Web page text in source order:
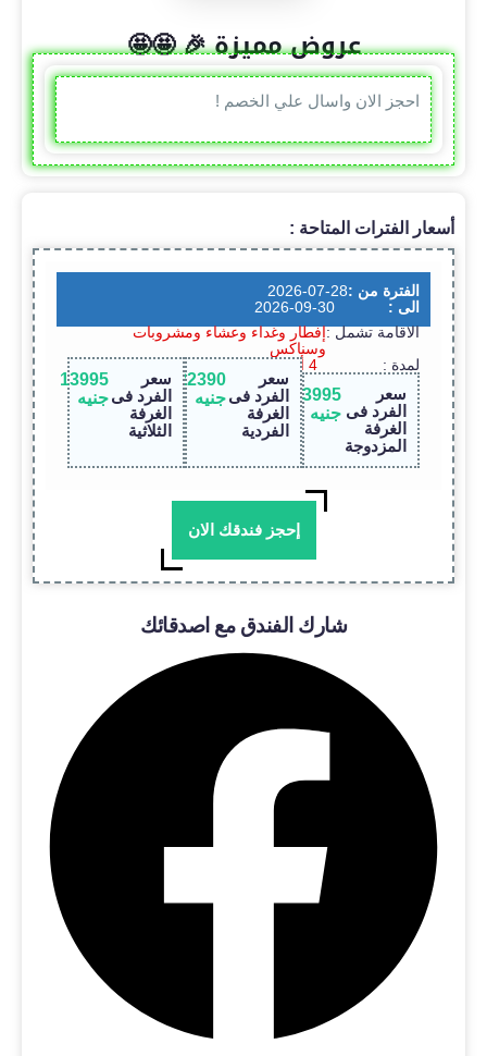
عروض مميزة 🎉 🤩🤩
احجز الان واسال علي الخصم !
أسعار الفترات المتاحة :
الفترة من :2026-07-28
الى :
2026-09-30
الاقامة تشمل :إفطار وغداء وعشاء ومشروبات
وسناكس
لمدة :
4 أيام / 3 ليالى
سعر
الفرد فى
الغرفة
المزدوجة
13995
جنيه
سعر
الفرد فى
الغرفة
الفردية
22390
جنيه
سعر
الفرد فى
الغرفة
الثلاثية
13995
جنيه
إحجز فندقك الان
شارك الفندق مع اصدقائك